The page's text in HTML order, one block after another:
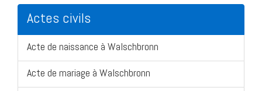
Actes civils
Acte de naissance à Walschbronn
Acte de mariage à Walschbronn